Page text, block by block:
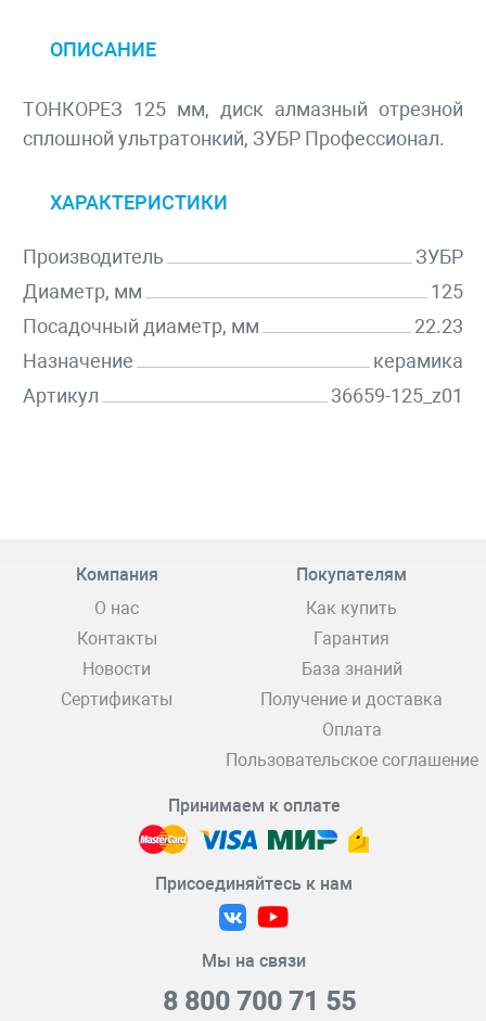
ОПИСАНИЕ
ТОНКОРЕЗ 125 мм, диск алмазный отрезной
сплошной ультратонкий, ЗУБР Профессионал.
ХАРАКТЕРИСТИКИ
Производитель
ЗУБР
Диаметр, мм
125
Посадочный диаметр, мм
22.23
Назначение
керамика
Артикул
36659-125_z01
Компания
О нас
Контакты
Новости
Сертификаты
Покупателям
Как купить
Гарантия
База знаний
Получение и доставка
Оплата
Пользовательское соглашение
Принимаем к оплате
Присоединяйтесь к нам
Мы на связи
8 800 700 71 55